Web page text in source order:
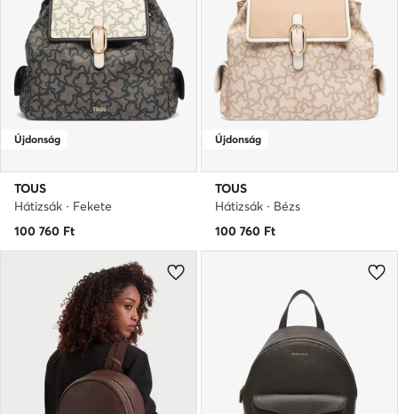
Újdonság
TOUS
Hátizsák · Fekete
100 760 Ft
Újdonság
TOUS
Hátizsák · Bézs
100 760 Ft